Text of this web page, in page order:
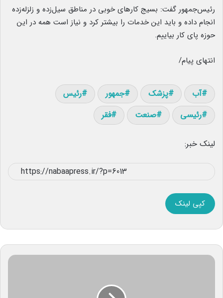
رئیس‌جمهور گفت: بسیج کارهای خوبی در مناطق سیل‌زده و زلزله‌زده
انجام داده و باید این خدمات را بیشتر کرد و نیاز است همه در این
حوزه پای کار بیاییم.
انتهای پیام/
آب پزشک جمهور
رئیس
رئیسی
صنعت فقر
لینک خبر:
کپی لینک